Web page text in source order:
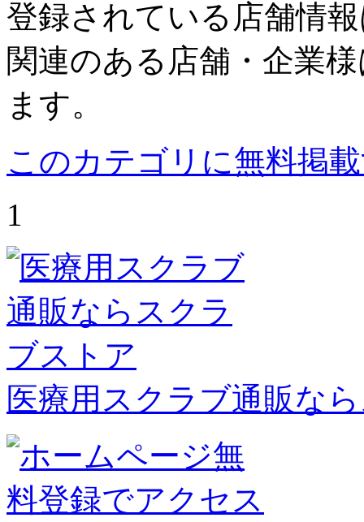
登録されている店舗情
関連のある店舗・企業
ます。
このカテゴリに無料掲
1
医療用スクラブ通販な